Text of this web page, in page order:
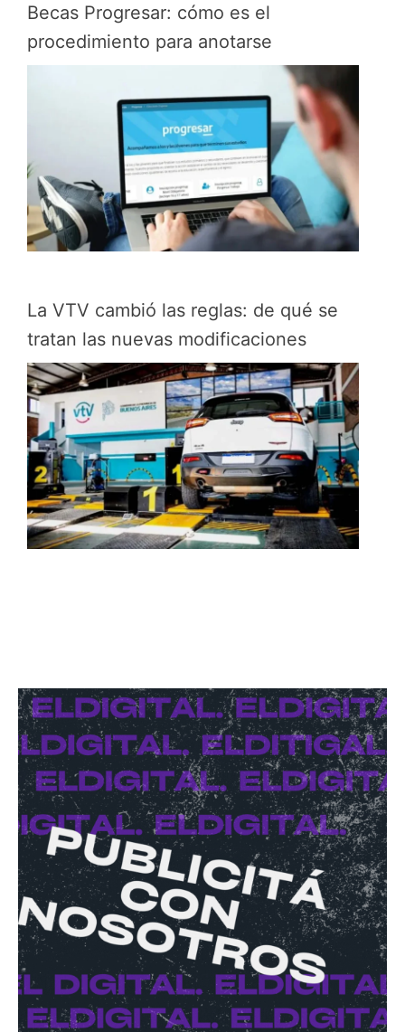
Becas Progresar: cómo es el
procedimiento para anotarse
La VTV cambió las reglas: de qué se
tratan las nuevas modificaciones